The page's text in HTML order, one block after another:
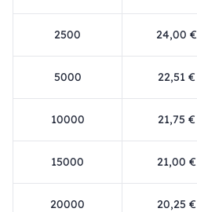
2500 24,00 €
5000 22,51 €
10000 21,75 €
15000 21,00 €
20000 20,25 €